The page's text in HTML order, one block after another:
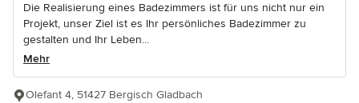
Die Realisierung eines Badezimmers ist für uns nicht nur ein
Projekt, unser Ziel ist es Ihr persönliches Badezimmer zu
gestalten und Ihr Leben...
Mehr
Olefant 4, 51427 Bergisch Gladbach